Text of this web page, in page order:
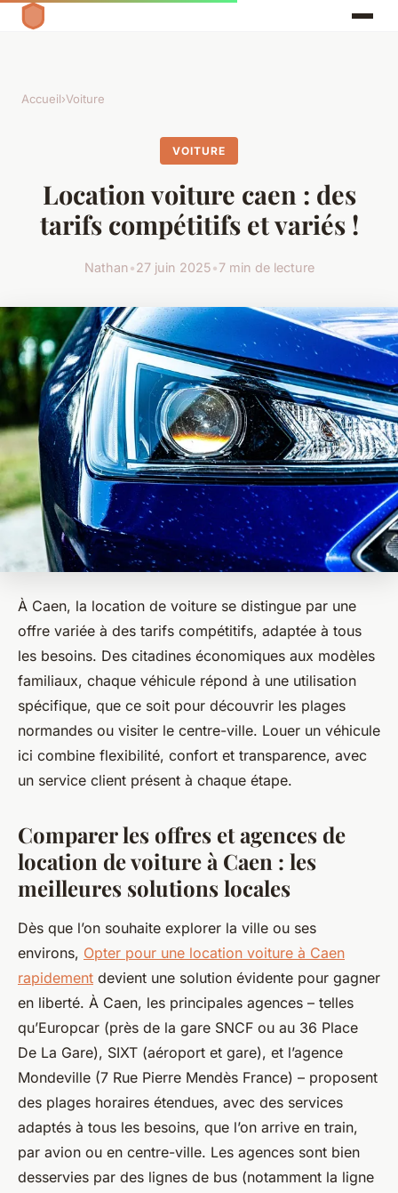
Accueil›Voiture
VOITURE
Location voiture caen : des
tarifs compétitifs et variés !
Nathan•27 juin 2025•7 min de lecture
À Caen, la location de voiture se distingue par une
offre variée à des tarifs compétitifs, adaptée à tous
les besoins. Des citadines économiques aux modèles
familiaux, chaque véhicule répond à une utilisation
spécifique, que ce soit pour découvrir les plages
normandes ou visiter le centre-ville. Louer un véhicule
ici combine flexibilité, confort et transparence, avec
un service client présent à chaque étape.
Comparer les offres et agences de
location de voiture à Caen : les
meilleures solutions locales
Dès que l’on souhaite explorer la ville ou ses
environs, Opter pour une location voiture à Caen
rapidement devient une solution évidente pour gagner
en liberté. À Caen, les principales agences – telles
qu’Europcar (près de la gare SNCF ou au 36 Place
De La Gare), SIXT (aéroport et gare), et l’agence
Mondeville (7 Rue Pierre Mendès France) – proposent
des plages horaires étendues, avec des services
adaptés à tous les besoins, que l’on arrive en train,
par avion ou en centre-ville. Les agences sont bien
desservies par des lignes de bus (notamment la ligne